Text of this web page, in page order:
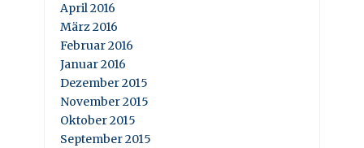
April 2016
März 2016
Februar 2016
Januar 2016
Dezember 2015
November 2015
Oktober 2015
September 2015